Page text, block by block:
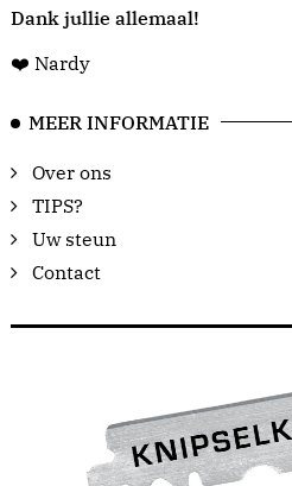
Dank jullie allemaal!
❤️ Nardy
MEER INFORMATIE
Over ons
TIPS?
Uw steun
Contact